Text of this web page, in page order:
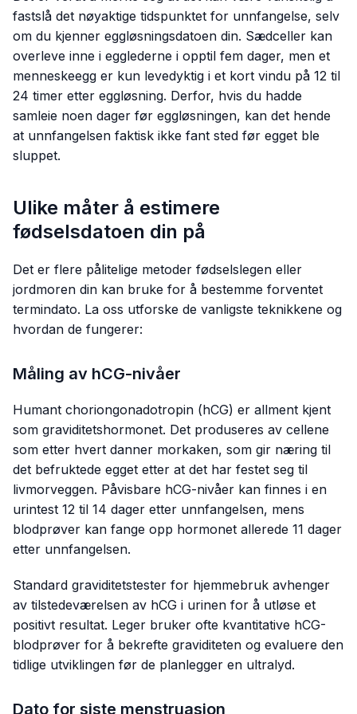
fastslå det nøyaktige tidspunktet for unnfangelse, selv
om du kjenner eggløsningsdatoen din. Sædceller kan
overleve inne i egglederne i opptil fem dager, men et
menneskeegg er kun levedyktig i et kort vindu på 12 til
24 timer etter eggløsning. Derfor, hvis du hadde
samleie noen dager før eggløsningen, kan det hende
at unnfangelsen faktisk ikke fant sted før egget ble
sluppet.
Ulike måter å estimere
fødselsdatoen din på
Det er flere pålitelige metoder fødselslegen eller
jordmoren din kan bruke for å bestemme forventet
termindato. La oss utforske de vanligste teknikkene og
hvordan de fungerer:
Måling av hCG-nivåer
Humant choriongonadotropin (hCG) er allment kjent
som graviditetshormonet. Det produseres av cellene
som etter hvert danner morkaken, som gir næring til
det befruktede egget etter at det har festet seg til
livmorveggen. Påvisbare hCG-nivåer kan finnes i en
urintest 12 til 14 dager etter unnfangelsen, mens
blodprøver kan fange opp hormonet allerede 11 dager
etter unnfangelsen.
Standard graviditetstester for hjemmebruk avhenger
av tilstedeværelsen av hCG i urinen for å utløse et
positivt resultat. Leger bruker ofte kvantitative hCG-
blodprøver for å bekrefte graviditeten og evaluere den
tidlige utviklingen før de planlegger en ultralyd.
Dato for siste menstruasjon